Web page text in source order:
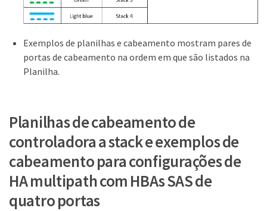
Exemplos de planilhas e cabeamento mostram pares de
portas de cabeamento na ordem em que são listados na
Planilha.
Planilhas de cabeamento de
controladora a stack e exemplos de
cabeamento para configurações de
HA multipath com HBAs SAS de
quatro portas